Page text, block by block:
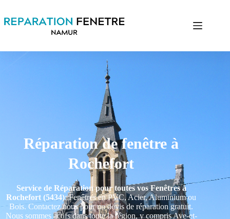
Réparation de fenêtre à
Rochefort
Service de Réparation pour toutes vos Fenêtres à
Rochefort (5434): Fenêtres en PVC, Acier, Aluminium ou
Bois. Contactez nous pour un devis de réparation gratuit.
Nous sommes actifs dans toute la région, y compris Ave-et-